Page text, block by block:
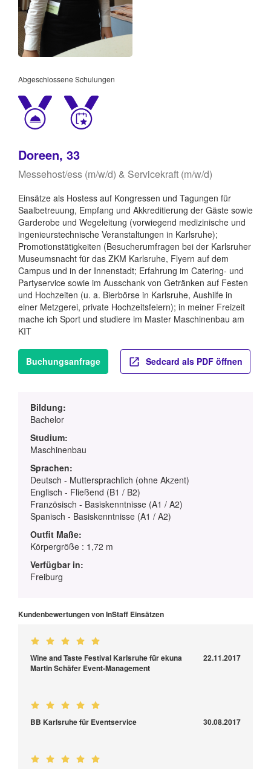
Abgeschlossene Schulungen
Doreen, 33
Messehost/ess (m/w/d) & Servicekraft (m/w/d)
Einsätze als Hostess auf Kongressen und Tagungen für
Saalbetreuung, Empfang und Akkreditierung der Gäste sowie
Garderobe und Wegeleitung (vorwiegend medizinische und
ingenieurstechnische Veranstaltungen in Karlsruhe);
Promotionstätigkeiten (Besucherumfragen bei der Karlsruher
Museumsnacht für das ZKM Karlsruhe, Flyern auf dem
Campus und in der Innenstadt; Erfahrung im Catering- und
Partyservice sowie im Ausschank von Getränken auf Festen
und Hochzeiten (u. a. Bierbörse in Karlsruhe, Aushilfe in
einer Metzgerei, private Hochzeitsfeiern); in meiner Freizeit
mache ich Sport und studiere im Master Maschinenbau am
KIT
Buchungsanfrage Sedcard als PDF öffnen
Bildung:
Bachelor
Studium:
Maschinenbau
Sprachen:
Deutsch - Muttersprachlich (ohne Akzent)
Englisch - Fließend (B1 / B2)
Französisch - Basiskenntnisse (A1 / A2)
Spanisch - Basiskenntnisse (A1 / A2)
Outfit Maße:
Körpergröße : 1,72 m
Verfügbar in:
Freiburg
Kundenbewertungen von InStaff Einsätzen
Wine and Taste Festival Karlsruhe für ekuna
Martin Schäfer Event-Management
22.11.2017
BB Karlsruhe für Eventservice 30.08.2017